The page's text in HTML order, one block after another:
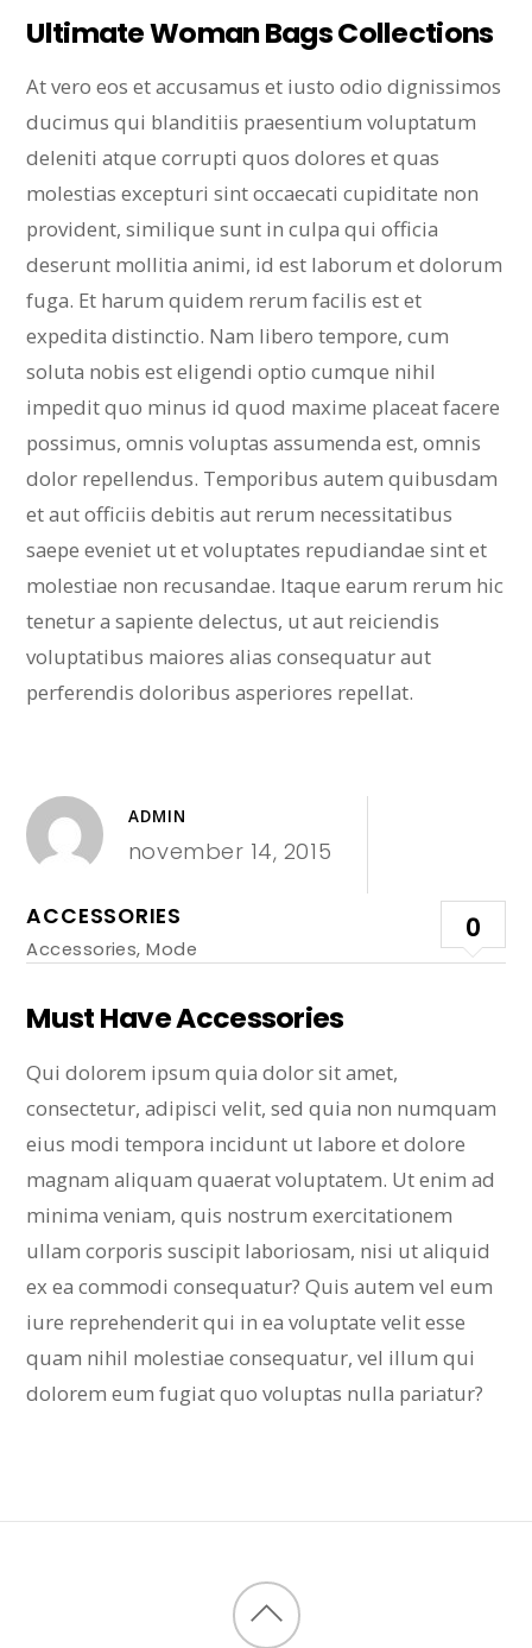
Ultimate Woman Bags Collections
At vero eos et accusamus et iusto odio dignissimos
ducimus qui blanditiis praesentium voluptatum
deleniti atque corrupti quos dolores et quas
molestias excepturi sint occaecati cupiditate non
provident, similique sunt in culpa qui officia
deserunt mollitia animi, id est laborum et dolorum
fuga. Et harum quidem rerum facilis est et
expedita distinctio. Nam libero tempore, cum
soluta nobis est eligendi optio cumque nihil
impedit quo minus id quod maxime placeat facere
possimus, omnis voluptas assumenda est, omnis
dolor repellendus. Temporibus autem quibusdam
et aut officiis debitis aut rerum necessitatibus
saepe eveniet ut et voluptates repudiandae sint et
molestiae non recusandae. Itaque earum rerum hic
tenetur a sapiente delectus, ut aut reiciendis
voluptatibus maiores alias consequatur aut
perferendis doloribus asperiores repellat.
ADMIN
november 14, 2015
ACCESSORIES
Accessories,Mode
0
Must Have Accessories
Qui dolorem ipsum quia dolor sit amet,
consectetur, adipisci velit, sed quia non numquam
eius modi tempora incidunt ut labore et dolore
magnam aliquam quaerat voluptatem. Ut enim ad
minima veniam, quis nostrum exercitationem
ullam corporis suscipit laboriosam, nisi ut aliquid
ex ea commodi consequatur? Quis autem vel eum
iure reprehenderit qui in ea voluptate velit esse
quam nihil molestiae consequatur, vel illum qui
dolorem eum fugiat quo voluptas nulla pariatur?